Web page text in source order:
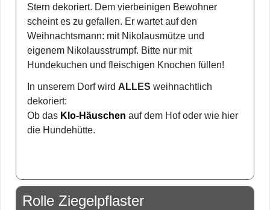
Stern dekoriert. Dem vierbeinigen Bewohner
scheint es zu gefallen. Er wartet auf den
Weihnachtsmann: mit Nikolausmütze und
eigenem Nikolausstrumpf. Bitte nur mit
Hundekuchen und fleischigen Knochen füllen!
In unserem Dorf wird ALLES weihnachtlich
dekoriert:
Ob das Klo-Häuschen auf dem Hof oder wie hier
die Hundehütte.
Rolle Ziegelpflaster